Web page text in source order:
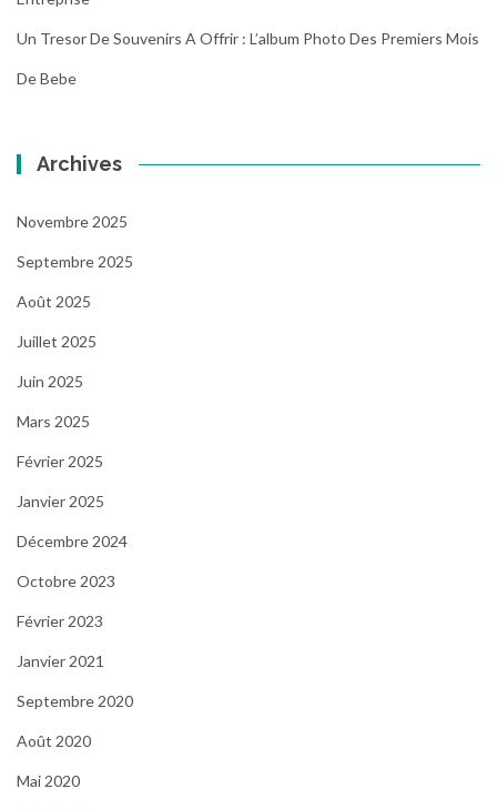
Un Tresor De Souvenirs A Offrir : L’album Photo Des Premiers Mois
De Bebe
Archives
Novembre 2025
Septembre 2025
Août 2025
Juillet 2025
Juin 2025
Mars 2025
Février 2025
Janvier 2025
Décembre 2024
Octobre 2023
Février 2023
Janvier 2021
Septembre 2020
Août 2020
Mai 2020